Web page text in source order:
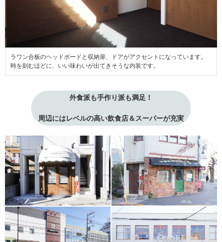
ラワン合板のヘッドボードと収納扉、ドアがアクセントになっています。
時を刻むほどに、いい味わいが出てきそうな内装です。
外食派も手作り派も満足！
周辺にはレベルの高い飲食店＆スーパーが充実